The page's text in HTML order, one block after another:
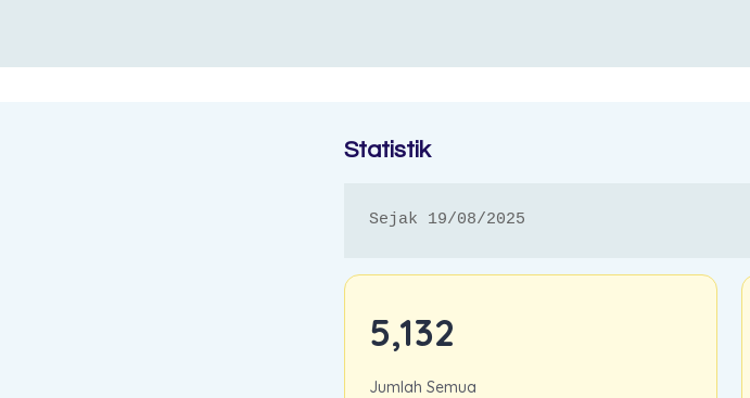
Statistik
Sejak 19/08/2025
5,132
Jumlah Semua